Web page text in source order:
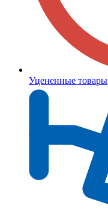
Уцененные товары